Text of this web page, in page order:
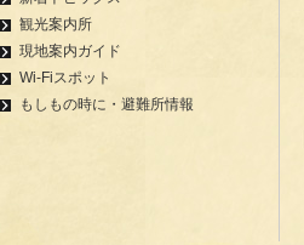
観光案内所
現地案内ガイド
Wi-Fiスポット
もしもの時に・避難所情報